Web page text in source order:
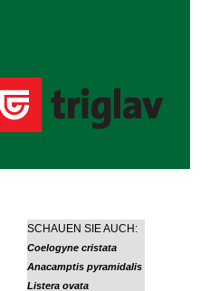
SCHAUEN SIE AUCH:
Coelogyne cristata
Anacamptis pyramidalis
Listera ovata